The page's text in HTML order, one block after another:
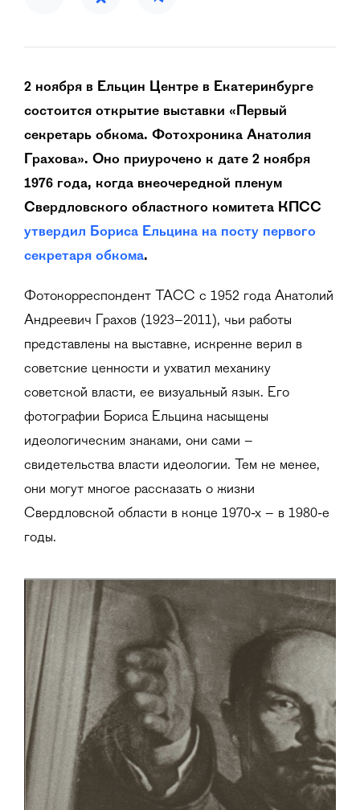
2 ноября в Ельцин Центре в Екатеринбурге
состоится открытие выставки «Первый
секретарь обкома. Фотохроника Анатолия
Грахова». Оно приурочено к дате 2 ноября
1976 года, когда внеочередной пленум
Свердловского областного комитета КПСС
утвердил Бориса Ельцина на посту первого
секретаря обкома.
Фотокорреспондент ТАСС с 1952 года Анатолий
Андреевич Грахов (1923−2011), чьи работы
представлены на выставке, искренне верил в
советские ценности и ухватил механику
советской власти, ее визуальный язык. Его
фотографии Бориса Ельцина насыщены
идеологическим знаками, они сами –
свидетельства власти идеологии. Тем не менее,
они могут многое рассказать о жизни
Свердловской области в конце 1970-х – в 1980-е
годы.